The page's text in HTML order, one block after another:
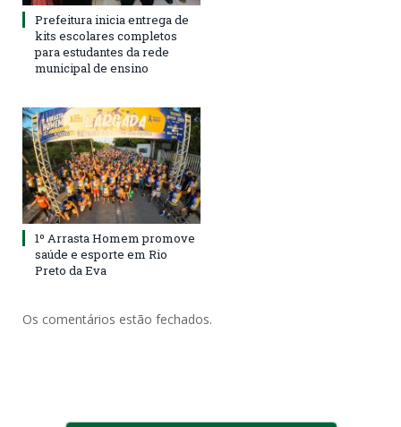
Prefeitura inicia entrega de
kits escolares completos
para estudantes da rede
municipal de ensino
1º Arrasta Homem promove
saúde e esporte em Rio
Preto da Eva
Os comentários estão fechados.